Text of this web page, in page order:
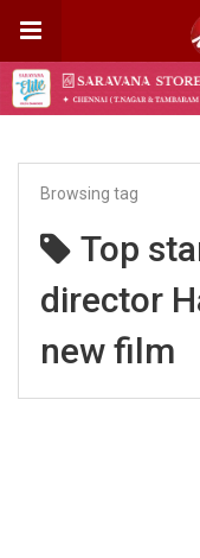
Browsing tag
Top
director
new film